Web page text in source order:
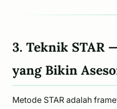
3. Teknik STAR
yang Bikin
Metode STAR adalah